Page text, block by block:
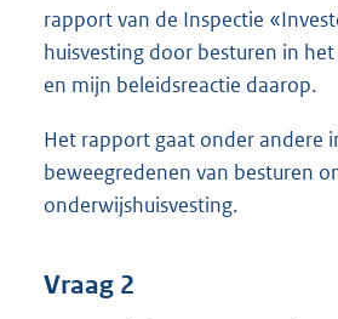
rapport van de Inspectie
huisvesting door besturen in
en mijn beleidsreactie daarop.
Het rapport gaat onder andere
beweegredenen van besturen
onderwijshuisvesting.
Vraag 2